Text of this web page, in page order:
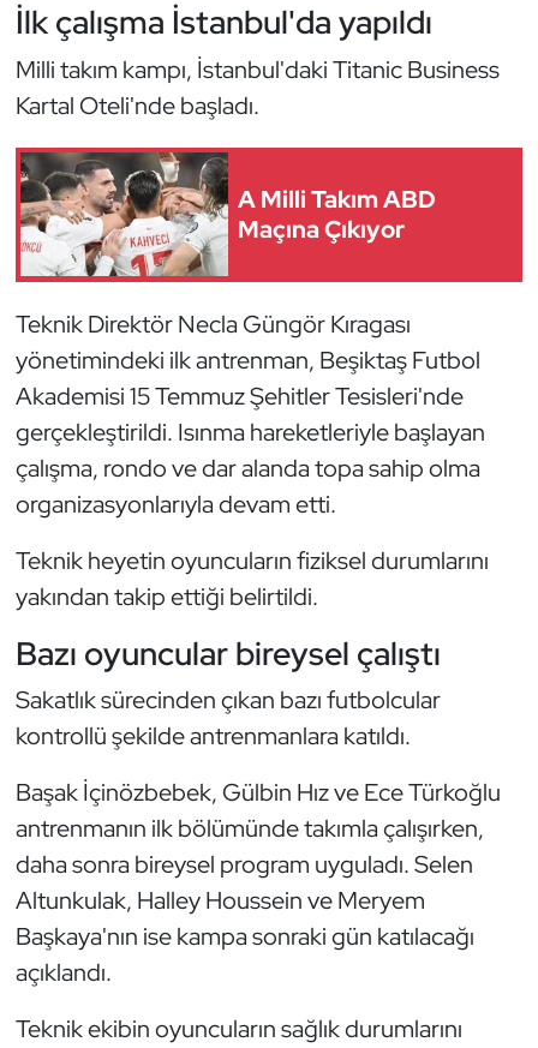
İlk çalışma İstanbul'da yapıldı
Milli takım kampı, İstanbul'daki Titanic Business
Kartal Oteli'nde başladı.
A Milli Takım ABD
Maçına Çıkıyor
Teknik Direktör Necla Güngör Kıragası
yönetimindeki ilk antrenman, Beşiktaş Futbol
Akademisi 15 Temmuz Şehitler Tesisleri'nde
gerçekleştirildi. Isınma hareketleriyle başlayan
çalışma, rondo ve dar alanda topa sahip olma
organizasyonlarıyla devam etti.
Teknik heyetin oyuncuların fiziksel durumlarını
yakından takip ettiği belirtildi.
Bazı oyuncular bireysel çalıştı
Sakatlık sürecinden çıkan bazı futbolcular
kontrollü şekilde antrenmanlara katıldı.
Başak İçinözbebek, Gülbin Hız ve Ece Türkoğlu
antrenmanın ilk bölümünde takımla çalışırken,
daha sonra bireysel program uyguladı. Selen
Altunkulak, Halley Houssein ve Meryem
Başkaya'nın ise kampa sonraki gün katılacağı
açıklandı.
Teknik ekibin oyuncuların sağlık durumlarını
Futbol
Futsal
Genel
Golf
Güreş
Hava Sporları
Hentbol
Judo ve Kuraş
Kano ve Rafting
Karate
Kayak
Kempo
Kick Boks
Kürek
Masa Tenisi